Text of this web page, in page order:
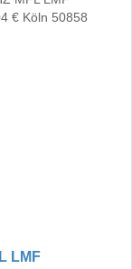
LMF